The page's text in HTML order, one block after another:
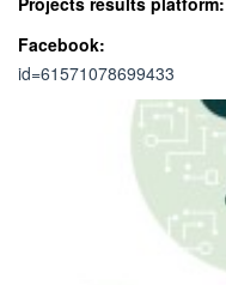
Facebook:
id=61571078699433